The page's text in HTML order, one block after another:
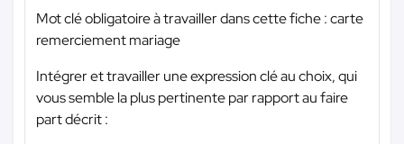
Mot clé obligatoire à travailler dans cette fiche : carte
remerciement mariage
Intégrer et travailler une expression clé au choix, qui
vous semble la plus pertinente par rapport au faire
part décrit :